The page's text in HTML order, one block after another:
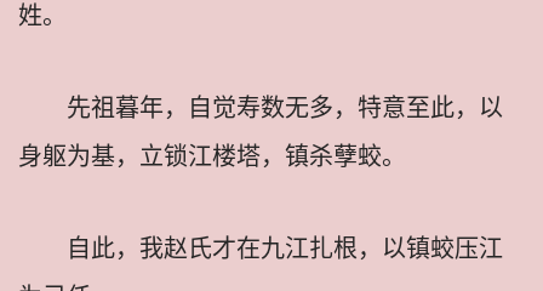
姓。
先祖暮年，自觉寿数无多，特意至此，以
身躯为基，立锁江楼塔，镇杀孽蛟。
自此，我赵氏才在九江扎根，以镇蛟压江